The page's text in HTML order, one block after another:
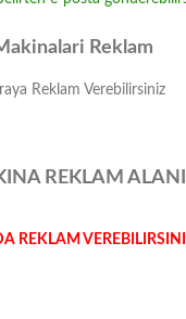
Reklam
Reklam Verebilirsiniz
REKLAM ALANI
REKLAM